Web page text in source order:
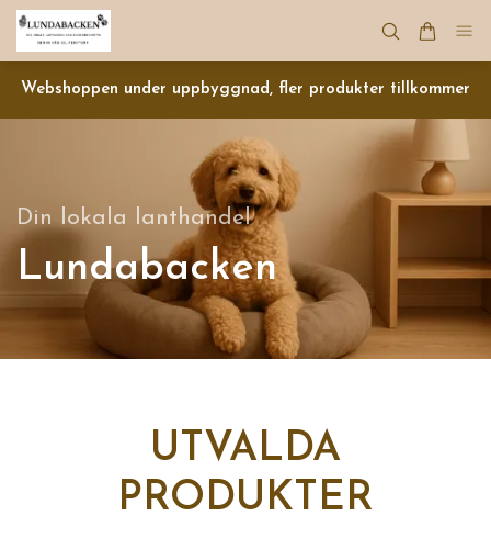
Webshoppen under uppbyggnad, fler produkter tillkommer
Din lokala lanthandel
Lundabacken
UTVALDA
PRODUKTER